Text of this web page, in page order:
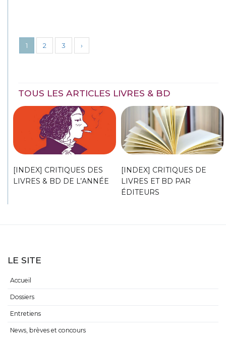
1 2 3 ›
TOUS LES ARTICLES LIVRES & BD
[INDEX] CRITIQUES DES
LIVRES & BD DE L’ANNÉE
[INDEX] CRITIQUES DE
LIVRES ET BD PAR
ÉDITEURS
LE SITE
Accueil
Dossiers
Entretiens
News, brèves et concours